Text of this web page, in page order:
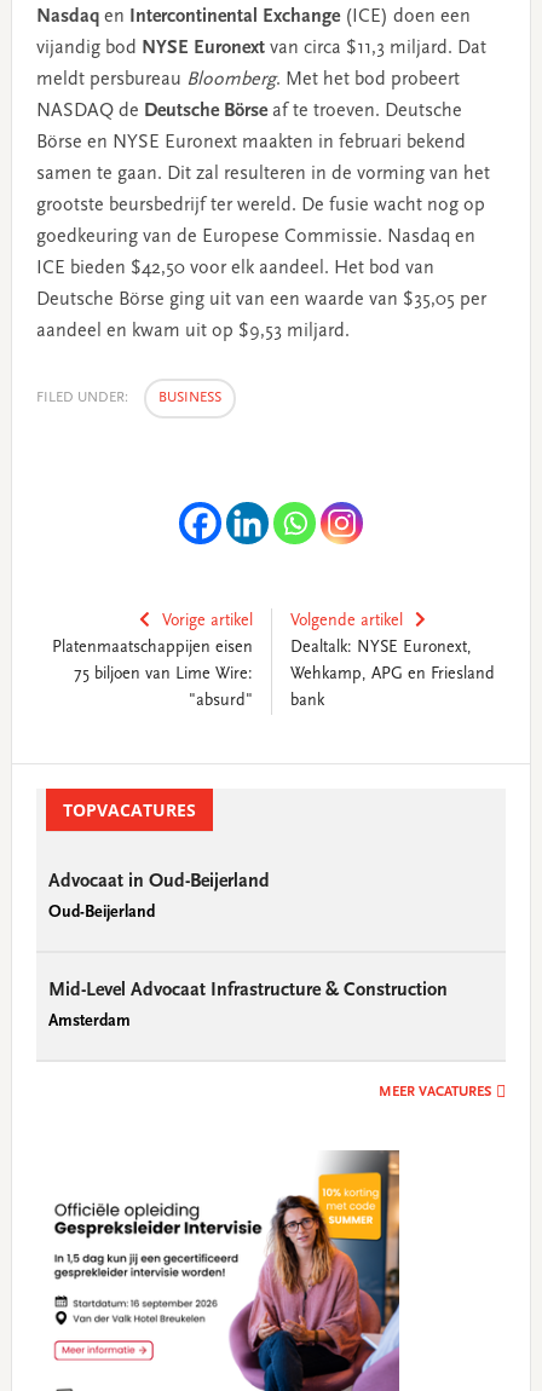
Nasdaqen Intercontinental Exchange(ICE) doen een
vijandig bod
NYSE Euronextvan circa $11,3 miljard. Dat
meldt persbureau Bloomberg. Met het bod probeert
NASDAQ de Deutsche Börseaf te troeven. Deutsche
Börse en NYSE Euronext maakten in februari bekend
samen te gaan. Dit zal resulteren in de vorming van het
grootste beursbedrijf ter wereld. De fusie wacht nog op
goedkeuring van de Europese Commissie. Nasdaq en
ICE bieden $42,50 voor elk aandeel. Het bod van
Deutsche Börse ging uit van een waarde van $35,05 per
aandeel en kwam uit op $9,53 miljard.
FILED UNDER: BUSINESS
Vorige artikel
Platenmaatschappijen eisen
75 biljoen van Lime Wire:
"absurd"
Volgende artikel
Dealtalk: NYSE Euronext,
Wehkamp, APG en Friesland
bank
SidebarTOPVACATURES
Advocaat in Oud-Beijerland
Oud-Beijerland
Mid-Level Advocaat Infrastructure & Construction
Amsterdam
MEER VACATURES